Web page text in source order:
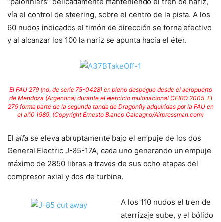
vía el control de steering, sobre el centro de la pista. A los
60 nudos indicados el timón de dirección se torna efectivo
y al alcanzar los 100 la nariz se apunta hacia el éter.
El FAU 279 (no. de serie 75-0428) en pleno despegue desde el aeropuerto
de Mendoza (Argentina) durante el ejercicio multinacional CEIBO 2005. El
279 forma parte de la segunda tanda de Dragonfly adquiridas por la FAU en
el añ0 1989. (Copyright Ernesto Blanco Calcagno/Airpressman.com)
El alfa se eleva abruptamente bajo el empuje de los dos
General Electric J-85-17A, cada uno generando un empuje
máximo de 2850 libras a través de sus ocho etapas del
compresor axial y dos de turbina.
A los 110 nudos el tren de
aterrizaje sube, y el bólido